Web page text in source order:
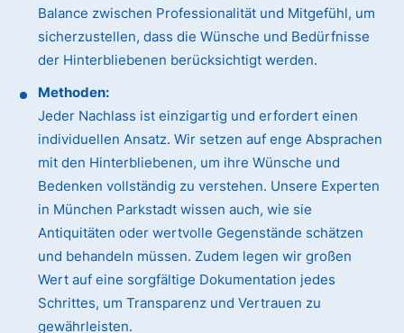
Balance zwischen Professionalität und Mitgefühl, um
sicherzustellen, dass die Wünsche und Bedürfnisse
der Hinterbliebenen berücksichtigt werden.
Methoden:
Jeder Nachlass ist einzigartig und erfordert einen
individuellen Ansatz. Wir setzen auf enge Absprachen
mit den Hinterbliebenen, um ihre Wünsche und
Bedenken vollständig zu verstehen. Unsere Experten
in München Parkstadt wissen auch, wie sie
Antiquitäten oder wertvolle Gegenstände schätzen
und behandeln müssen. Zudem legen wir großen
Wert auf eine sorgfältige Dokumentation jedes
Schrittes, um Transparenz und Vertrauen zu
gewährleisten.